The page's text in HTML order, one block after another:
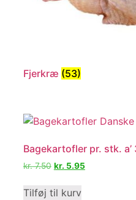
Fjerkræ (53)
Bagekartofler pr. stk. a’
kr.7.50 kr. 5.95
Tilføj til kurv